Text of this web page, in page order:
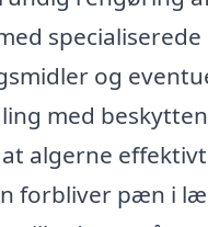
specialiserede
og
med
algerne
forbliver pæn i